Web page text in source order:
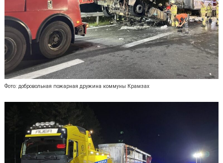
Фото: добровольная пожарная дружина коммуны Крамзах